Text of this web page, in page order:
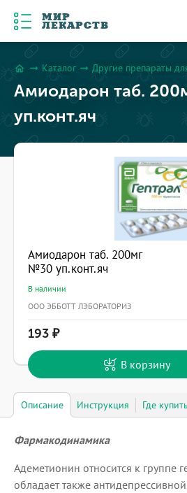
МИР
ЛЕКАРСТВ
home arrow_right_alt Каталог arrow_right_alt Другие препараты
Амиодарон таб.
уп.конт.яч
Амиодарон таб. 200мг
№30 уп.конт.яч
В наличии
ООО ЭББОТТ ЛЭБОРАТОРИЗ
193
В корзину
Описание Инструкция Где купить
Фармакодинамика
Адеметионин относится к группе
обладает также